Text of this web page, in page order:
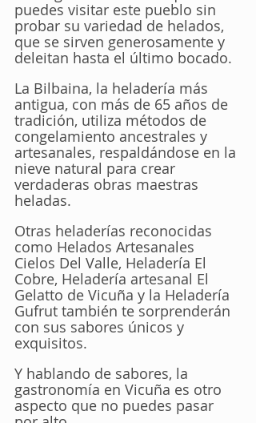
puedes visitar este pueblo sin
probar su variedad de helados,
que se sirven generosamente y
deleitan hasta el último bocado.
La Bilbaina, la heladería más
antigua, con más de 65 años de
tradición, utiliza métodos de
congelamiento ancestrales y
artesanales, respaldándose en la
nieve natural para crear
verdaderas obras maestras
heladas.
Otras heladerías reconocidas
como Helados Artesanales
Cielos Del Valle, Heladería El
Cobre, Heladería artesanal El
Gelatto de Vicuña y la Heladería
Gufrut también te sorprenderán
con sus sabores únicos y
exquisitos.
Y hablando de sabores, la
gastronomía en Vicuña es otro
aspecto que no puedes pasar